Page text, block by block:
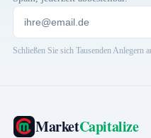
Schließen Sie sich Tausenden Anlegern
MarketCapitalize